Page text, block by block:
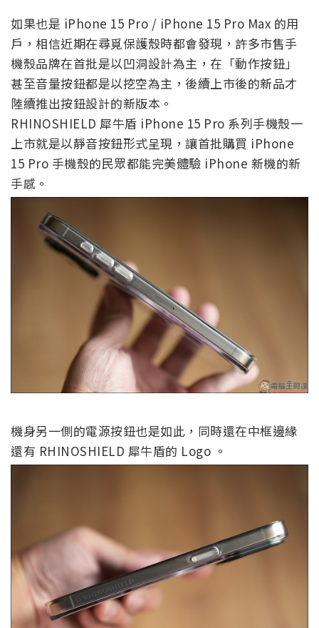
如果也是 iPhone 15 Pro / iPhone 15 Pro Max 的用
戶，相信近期在尋覓保護殼時都會發現，許多市售手
機殼品牌在首批是以凹洞設計為主，在「動作按鈕」
甚至音量按鈕都是以挖空為主，後續上市後的新品才
陸續推出按鈕設計的新版本。
RHINOSHIELD 犀牛盾 iPhone 15 Pro 系列手機殼一
上市就是以靜音按鈕形式呈現，讓首批購買 iPhone
15 Pro 手機殼的民眾都能完美體驗 iPhone 新機的新
手感。
機身另一側的電源按鈕也是如此，同時還在中框邊緣
還有 RHINOSHIELD 犀牛盾的 Logo 。